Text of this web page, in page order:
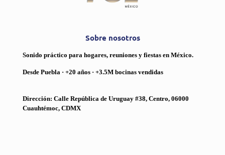
Sobre nosotros
Sonido práctico para hogares, reuniones y fiestas en México.
Desde Puebla · +20 años · +3.5M bocinas vendidas
Dirección: Calle República de Uruguay #38, Centro, 06000
Cuauhtémoc, CDMX